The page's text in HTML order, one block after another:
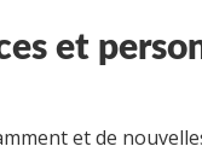
et
et de